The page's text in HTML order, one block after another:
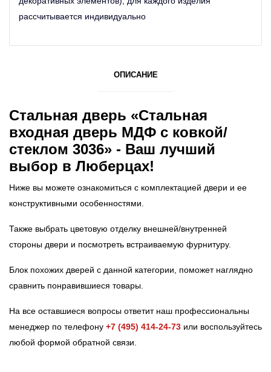
рассчитывается индивидуально
ОПИСАНИЕ
Стальная дверь «Стальная
входная дверь МДФ с ковкой/
стеклом 3036» - Ваш лучший
выбор в Люберцах!
Ниже вы можете ознакомиться с комплектацией двери и ее
конструктивными особенностями.
Также выбрать цветовую отделку внешней/внутренней
стороны двери и посмотреть встраиваемую фурнитуру.
Блок похожих дверей с данной категории, поможет наглядно
сравнить понравившиеся товары.
На все оставшиеся вопросы ответит наш профессиональны
менеджер по телефону +7 (495) 414-24-73 или воспользуйтесь
любой формой обратной связи.